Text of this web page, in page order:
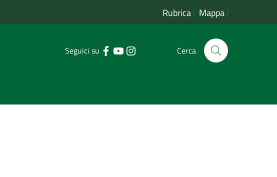
Rubrica Mappa
Seguici su Cerca